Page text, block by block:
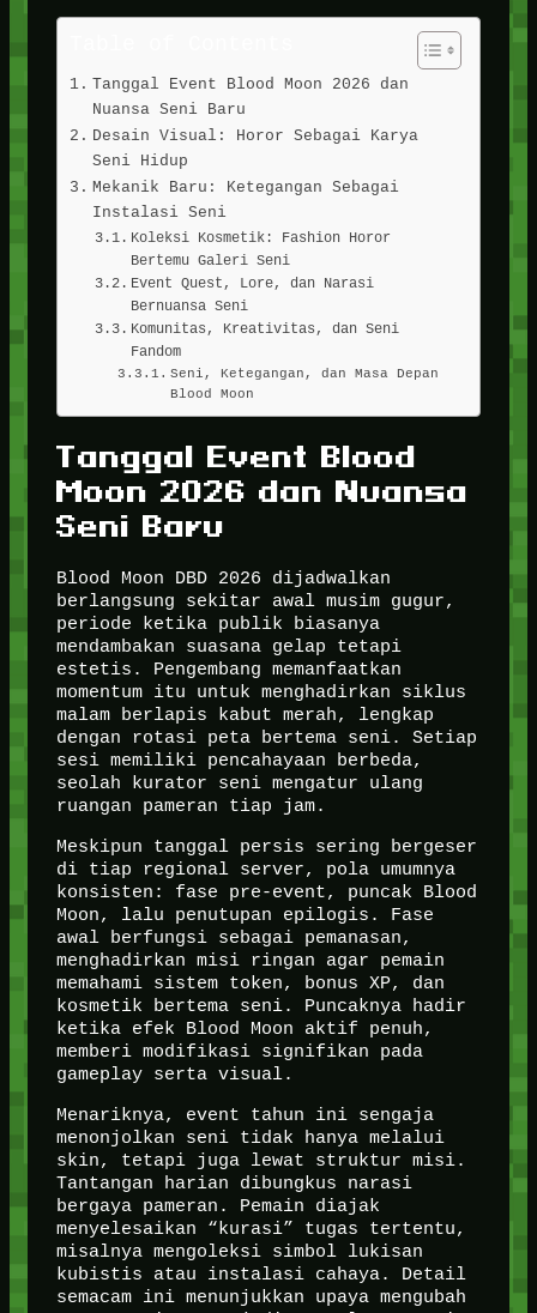
Tanggal Event Blood Moon 2026 dan
Nuansa Seni Baru
Desain Visual: Horor Sebagai Karya
Seni Hidup
Mekanik Baru: Ketegangan Sebagai
Instalasi Seni
Koleksi Kosmetik: Fashion Horor
Bertemu Galeri Seni
Event Quest, Lore, dan Narasi
Bernuansa Seni
Komunitas, Kreativitas, dan Seni
Fandom
Seni, Ketegangan, dan Masa Depan
Blood Moon
Tanggal Event Blood
Moon 2026 dan Nuansa
Seni Baru
Blood Moon DBD 2026 dijadwalkan
berlangsung sekitar awal musim gugur,
periode ketika publik biasanya
mendambakan suasana gelap tetapi
estetis. Pengembang memanfaatkan
momentum itu untuk menghadirkan siklus
malam berlapis kabut merah, lengkap
dengan rotasi peta bertema seni. Setiap
sesi memiliki pencahayaan berbeda,
seolah kurator seni mengatur ulang
ruangan pameran tiap jam.
Meskipun tanggal persis sering bergeser
di tiap regional server, pola umumnya
konsisten: fase pre-event, puncak Blood
Moon, lalu penutupan epilogis. Fase
awal berfungsi sebagai pemanasan,
menghadirkan misi ringan agar pemain
memahami sistem token, bonus XP, dan
kosmetik bertema seni. Puncaknya hadir
ketika efek Blood Moon aktif penuh,
memberi modifikasi signifikan pada
gameplay serta visual.
Menariknya, event tahun ini sengaja
menonjolkan seni tidak hanya melalui
skin, tetapi juga lewat struktur misi.
Tantangan harian dibungkus narasi
bergaya pameran. Pemain diajak
menyelesaikan “kurasi” tugas tertentu,
misalnya mengoleksi simbol lukisan
kubistis atau instalasi cahaya. Detail
semacam ini menunjukkan upaya mengubah